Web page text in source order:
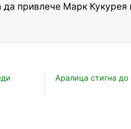
да привлече Марк Кукурея
Аралица стигна